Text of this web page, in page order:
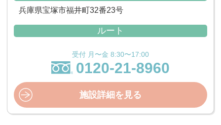
兵庫県宝塚市福井町32番23号
ルート
受付 月〜金 8:30〜17:00
0120-21-8960
施設詳細を見る